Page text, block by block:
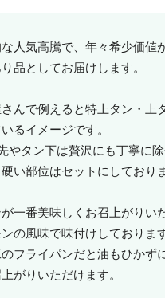
人気高騰で、年々希少価値
品としてお届けします。
んで例えると特上タン・上
るイメージです。
やタン下は贅沢にも丁寧に
い部位はセットにしており
一番美味しくお召上がりい
の風味で味付けしておりま
フライパンだと油もひかず
がりいただけます。